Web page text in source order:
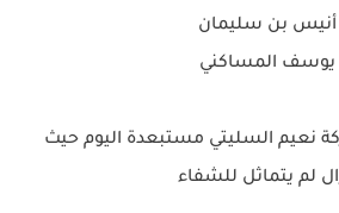
أنيس بن سليمان
يوسف المساكني
نعيم السليتي مستبعدة اليوم حيث
لم يتماثل للشفاء